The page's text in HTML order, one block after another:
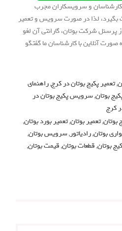
و سرویسکاران مجرب
لذا در صورت سرویس و تعمیر
شرکت بوتان، گارانتی آن لغو
صورت آنلاین با کارشناسان ما گفتگو
,تعمیر پکیج بوتان در کرج,راهنمای
بوتان,سرویس پکیج بوتان در
کرج
بوتان,تعمیر بوتان,تعمیر بورد بوتان,
بوتان,رادیاتور,سرویس بوتان,
بوتان,قطعات بوتان,قیمت بوتان,